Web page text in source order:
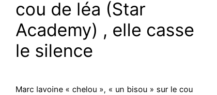
cou de léa (Star
Academy) , elle casse
le silence
Marc lavoine « chelou », « un bisou » sur le cou